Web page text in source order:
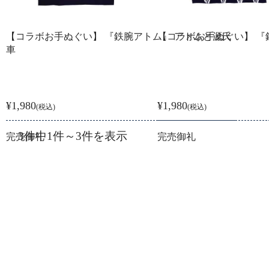
【コラボお手ぬぐい】 『鉄腕アトム』 アトムと源氏
車
¥1,980(税込)
完売御礼
【コラボお手ぬぐい】
¥1,980(税込)
完売御礼
3件中1件～3件を表示